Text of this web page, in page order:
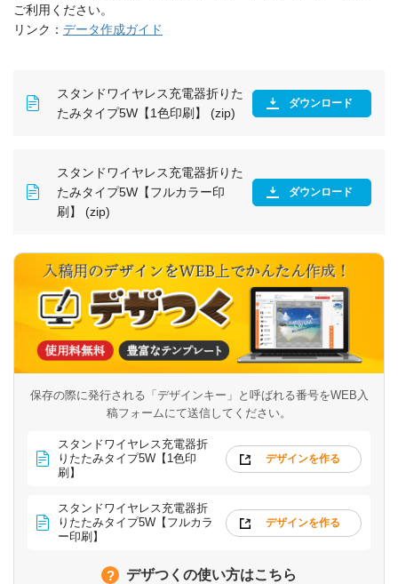
ご利用ください。
リンク： データ作成ガイド
スタンドワイヤレス充電器折りた
たみタイプ5W【1色印刷】 (zip)
ダウンロード
スタンドワイヤレス充電器折りた
たみタイプ5W【フルカラー印
刷】 (zip)
ダウンロード
保存の際に発行される「デザインキー」と呼ばれる番号をWEB入
稿フォームにて送信してください。
スタンドワイヤレス充電器折
りたたみタイプ5W【1色印
刷】
デザインを作る
スタンドワイヤレス充電器折
りたたみタイプ5W【フルカラ
ー印刷】
デザインを作る
デザつくの使い方はこちら